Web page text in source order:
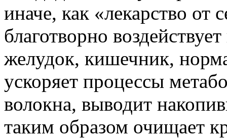
иначе, как «лекарство от
благотворно
желудок, кишечник,
ускоряет процессы
волокна, выводит
таким образом очищает